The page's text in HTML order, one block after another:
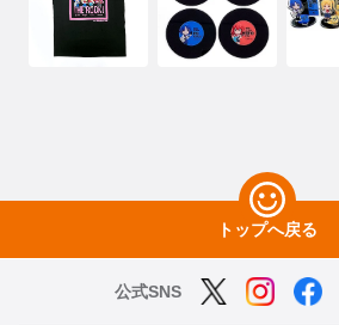
トップへ戻る
公式SNS